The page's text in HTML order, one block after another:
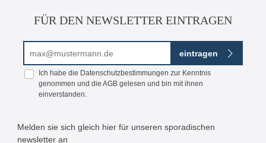
FÜR DEN NEWSLETTER EINTRAGEN
eintragen
Ich habe die Datenschutzbestimmungen zur Kenntnis
genommen und die AGB gelesen und bin mit ihnen
einverstanden.
Melden sie sich gleich hier für unseren sporadischen
newsletter an